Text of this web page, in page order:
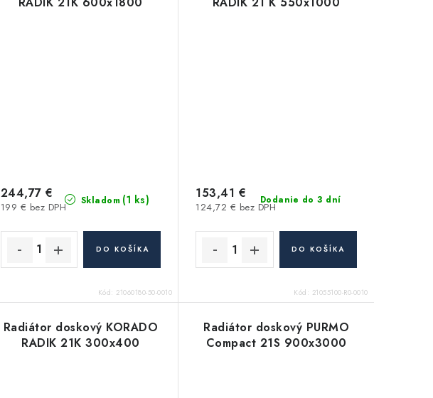
Skladom (1 ks)
199 € bez DPH
244,77 €
DO KOŠÍKA
Kód: 21060180-50-0010
Dodanie do 3 dní
124,72 € bez DPH
153,41 €
DO KOŠÍKA
Kód: 21055100-R0-0010
Radiátor doskový KORADO
RADIK 21K 300x400
Radiátor doskový PURMO
Compact 21S 900x3000